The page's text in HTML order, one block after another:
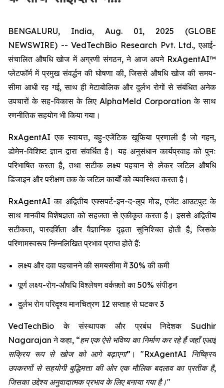
BENGALURU, India, Aug. 01, 2025 (GLOBE
NEWSWIRE) -- VedTechBio Research Pvt. Ltd., एआई-
संचालित औषधि खोज में अग्रणी संगठन, ने आज अपने RxAgentAI™
प्लेटफॉर्म में प्रमुख संवर्द्धन की घोषणा की, जिससे औषधि खोज की समय-
सीमा आधी रह गई, साथ ही मेटाबोलिक और दुर्लभ रोगों से संबंधित अनेक
उपचारों के सह-विकास के लिए AlphaMeld Corporation के साथ
रणनीतिक सहयोग भी किया गया।
RxAgentAI एक स्वायत्त, बहु-एजेंटिक खुफिया प्रणाली है जो गहन,
डोमेन-विशिष्ट ज्ञान द्वारा संवर्धित है। यह अनुसंधान कार्यप्रवाह को पुनः
परिभाषित करता है, तथा सटीक लक्ष्य पहचान से लेकर जटिल औषधि
डिजाइन और परीक्षण तक के जटिल कार्यों को व्यवस्थित करता है।
RxAgentAI का अद्वितीय एक्सपर्ट-इन-द-लूप मोड, एजेंट आउटपुट के
साथ मानवीय विशेषज्ञता को सहजता से एकीकृत करता है। इससे अद्वितीय
सटीकता, पारदर्शिता और वैज्ञानिक दृढ़ता सुनिश्चित होती है, जिसके
परिणामस्वरूप निम्नलिखित प्रभाव प्राप्त होते हैं:
लक्ष्य और दवा पहचानने की समयसीमा में 30% की कमी
पूर्ण लक्ष्य-रोग-औषधि विश्लेषण वर्कफ़्लो का 50% संपीड़न
दुर्लभ रोग परिदृश्य मानचित्रण 12 सप्ताह से घटकर 3
VedTechBio के संस्थापक और प्रबंध निदेशक Sudhir
Nagarajan ने कहा, “हम एक ऐसे भविष्य का निर्माण कर रहे हैं जहाँ एआई
सक्रिय रूप से खोज को आगे बढ़ाएगा” ।"RxAgentAI निष्क्रिय
उपकरणों से सहयोगी बुद्धिमत्ता की ओर एक मौलिक बदलाव का प्रतीक है,
जिसका उद्देश्य अनुवादात्मक प्रभाव के लिए बनाया गया है।"